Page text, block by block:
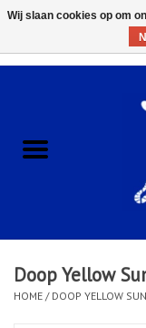
ACCESSOIRES/
KLEDING
CLUBSHOPS
Doop Yellow
HOME / DOOP YELLOW
Wij slaan cookies op om